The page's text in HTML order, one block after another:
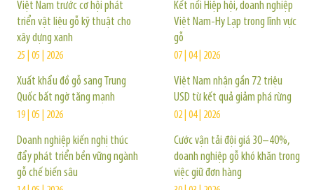
Việt Nam trước cơ hội phát
triển vật liệu gỗ kỹ thuật cho
xây dựng xanh
25 | 05 | 2026
Xuất khẩu đồ gỗ sang Trung
Quốc bất ngờ tăng mạnh
19 | 05 | 2026
Doanh nghiệp kiến nghị thúc
đẩy phát triển bền vững ngành
gỗ chế biến sâu
Kết nối Hiệp hội, doanh nghiệp
Việt Nam-Hy Lạp trong lĩnh vực
gỗ
07 | 04 | 2026
Việt Nam nhận gần 72 triệu
USD từ kết quả giảm phá rừng
02 | 04 | 2026
Cước vận tải đội giá 30–40%,
doanh nghiệp gỗ khó khăn trong
việc giữ đơn hàng